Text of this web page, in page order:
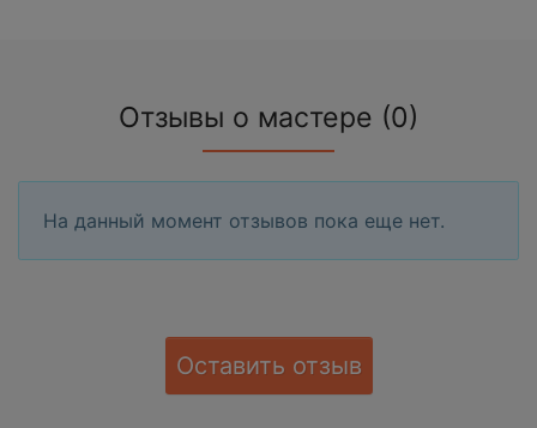
Отзывы о мастере (0)
На данный момент отзывов пока еще нет.
Оставить отзыв